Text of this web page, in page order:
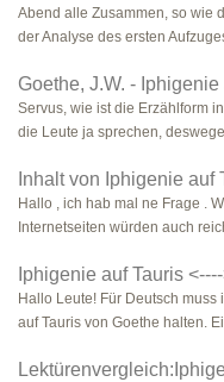
Abend alle Zusammen, so wie
der Analyse des ersten
Goethe, J.W. -
Servus, wie ist die Erzählform
die Leute ja sprechen,
Inhalt von Iphigenie auf
Hallo , ich hab mal ne Frage .
Internetseiten würden auch
Iphigenie auf Tauris
Hallo Leute! Für Deutsch
auf Tauris von Goethe halten.